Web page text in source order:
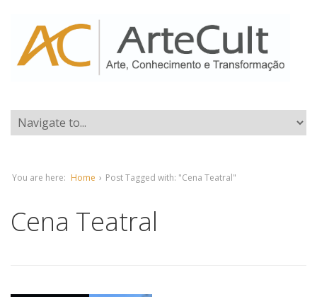
You are here: Home › Post Tagged with: "Cena Teatral"
Cena Teatral